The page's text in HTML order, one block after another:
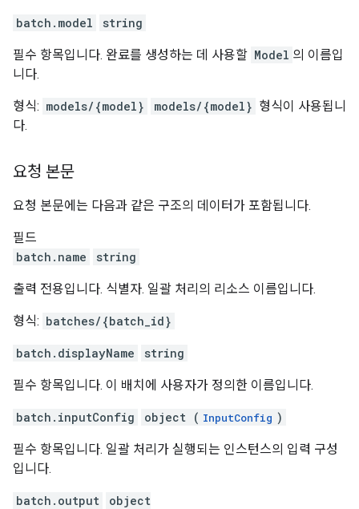
batch.model string
필수 항목입니다. 완료를 생성하는 데 사용할 Model 의 이름입
니다.
형식: models/{model} models/{model} 형식이 사용됩니
다.
요청 본문
요청 본문에는 다음과 같은 구조의 데이터가 포함됩니다.
필드
batch.name
string
출력 전용입니다. 식별자. 일괄 처리의 리소스 이름입니다.
형식: batches/{batch_id}
batch.displayName string
필수 항목입니다. 이 배치에 사용자가 정의한 이름입니다.
batch.inputConfig object ( InputConfig )
필수 항목입니다. 일괄 처리가 실행되는 인스턴스의 입력 구성
입니다.
batch.output
object